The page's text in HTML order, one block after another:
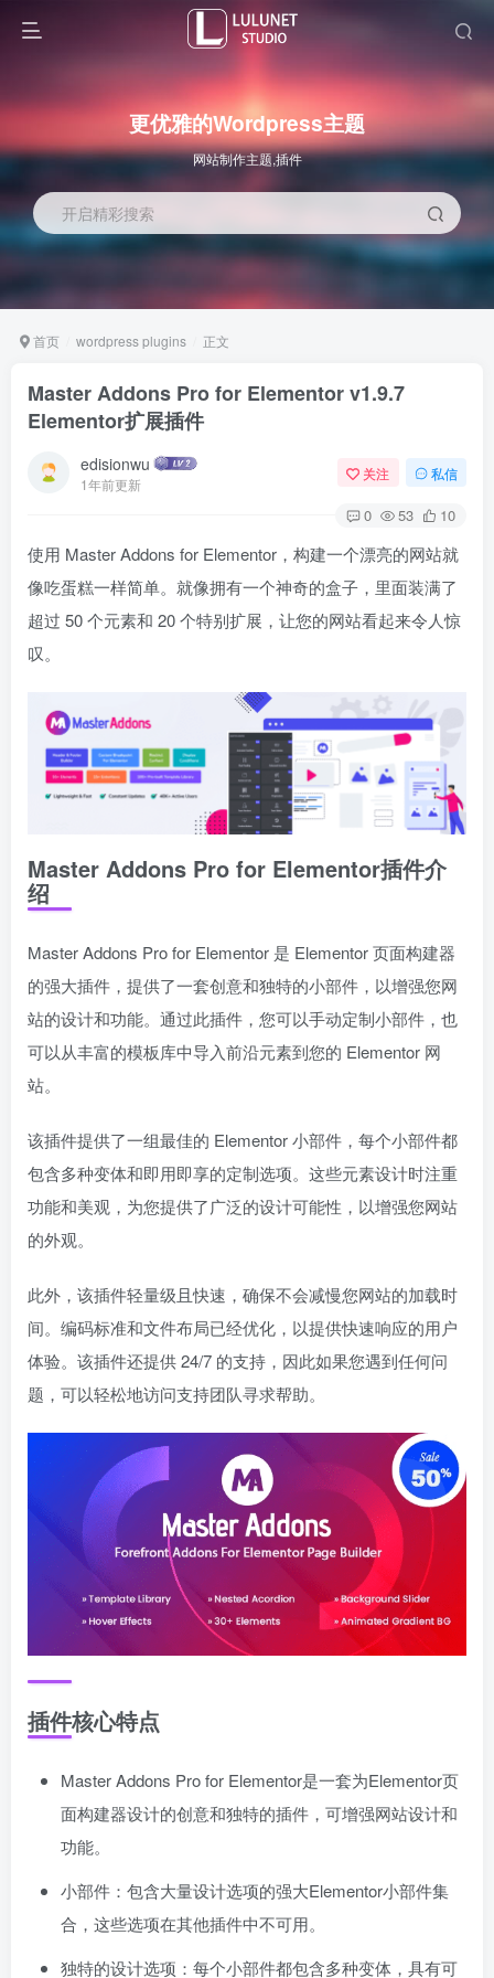
更优雅的Wordpress主题
网站制作主题,插件
开启精彩搜索
首页 wordpress plugins 正文
Master Addons Pro for Elementor v1.9.7
Elementor扩展插件
edisionwu
1年前更新
关注 私信
0 53 10
使用 Master Addons for Elementor，构建一个漂亮的网站就
像吃蛋糕一样简单。就像拥有一个神奇的盒子，里面装满了
超过 50 个元素和 20 个特别扩展，让您的网站看起来令人惊
叹。
Master Addons Pro for Elementor插件介
绍
Master Addons Pro for Elementor 是 Elementor 页面构建器
的强大插件，提供了一套创意和独特的小部件，以增强您网
站的设计和功能。通过此插件，您可以手动定制小部件，也
可以从丰富的模板库中导入前沿元素到您的 Elementor 网
站。
该插件提供了一组最佳的 Elementor 小部件，每个小部件都
包含多种变体和即用即享的定制选项。这些元素设计时注重
功能和美观，为您提供了广泛的设计可能性，以增强您网站
的外观。
此外，该插件轻量级且快速，确保不会减慢您网站的加载时
间。编码标准和文件布局已经优化，以提供快速响应的用户
体验。该插件还提供 24/7 的支持，因此如果您遇到任何问
题，可以轻松地访问支持团队寻求帮助。
插件核心特点
Master Addons Pro for Elementor是一套为Elementor页
面构建器设计的创意和独特的插件，可增强网站设计和
功能。
小部件：包含大量设计选项的强大Elementor小部件集
合，这些选项在其他插件中不可用。
独特的设计选项：每个小部件都包含多种变体，具有可